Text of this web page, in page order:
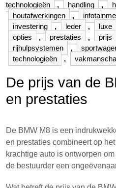
technologieën
, handling ,
houtafwerkingen
,
investering
, leder , luxe
opties
, prestaties , prijs
rijhulpsystemen
,
technologieën
,
De prijs van de
en prestaties
De BMW M8 is een
en prestaties combineert op
krachtige auto is ontworpen
de bestuurder een